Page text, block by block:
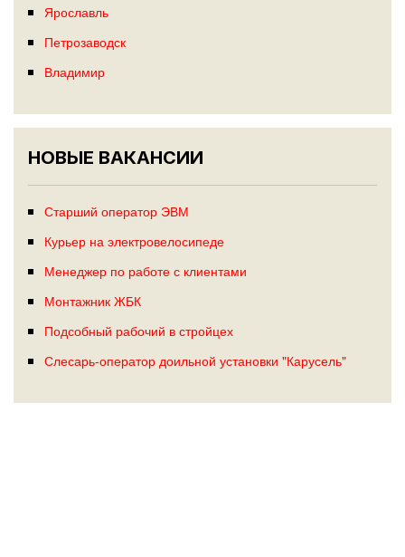
Ярославль
Петрозаводск
Владимир
НОВЫЕ ВАКАНСИИ
Старший оператор ЭВМ
Курьер на электровелосипеде
Менеджер по работе с клиентами
Монтажник ЖБК
Подсобный рабочий в стройцех
Слесарь-оператор доильной установки "Карусель"